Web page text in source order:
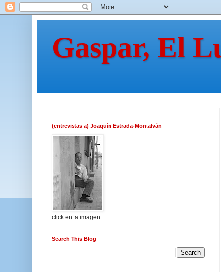
Gaspar, El
(entrevistas a) Joaquín Estrada-Montalván
click en la imagen
Search This Blog